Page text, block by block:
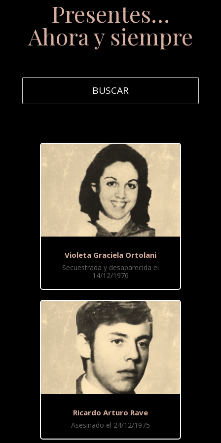
Presentes…
Ahora y siempre
Violeta Graciela Ortolani
Secuestrada y desaparecida el
14/12/1976
Ricardo Arturo Rave
Asesinado el 24/12/1975